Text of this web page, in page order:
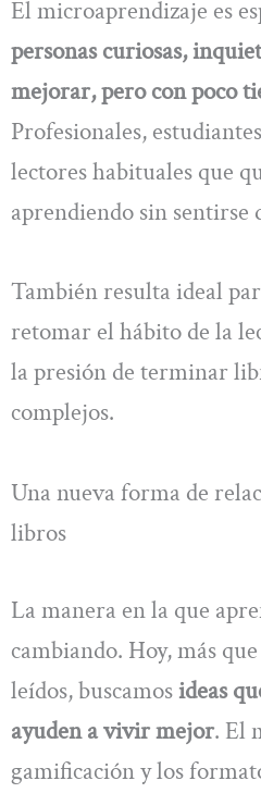
El microaprendizaje es
personas curiosas,
mejorar, pero con poco
Profesionales,
lectores habituales que
aprendiendo sin sentirse
También resulta ideal
retomar el hábito de la
la presión de terminar
complejos.
Una nueva forma de
libros
La manera en la que
cambiando. Hoy, más
leídos, buscamos ideas
ayuden a vivir mejor. El
gamificación y los